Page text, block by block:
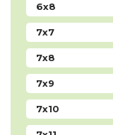
6x8
7x7
7x8
7x9
7x10